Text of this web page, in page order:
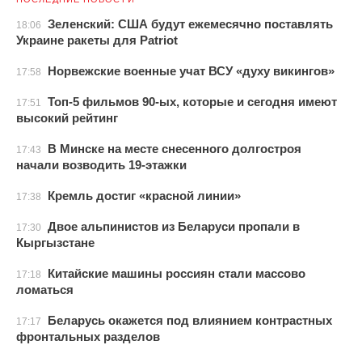
18:06
Зеленский: США будут ежемесячно поставлять
Украине ракеты для Patriot
17:58 Норвежские военные учат ВСУ «духу викингов»
17:51
Топ-5 фильмов 90-ых, которые и сегодня имеют
высокий рейтинг
17:43
В Минске на месте снесенного долгостроя
начали возводить 19-этажки
17:38 Кремль достиг «красной линии»
17:30
Двое альпинистов из Беларуси пропали в
Кыргызстане
17:18
Китайские машины россиян стали массово
ломаться
17:17
Беларусь окажется под влиянием контрастных
фронтальных разделов